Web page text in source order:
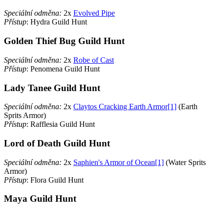
Speciální odměna: 2x Evolved Pipe
Přístup: Hydra Guild Hunt
Golden Thief Bug Guild Hunt
Speciální odměna: 2x Robe of Cast
Přístup: Penomena Guild Hunt
Lady Tanee Guild Hunt
Speciální odměna: 2x Claytos Cracking Earth Armor[1] (Earth
Sprits Armor)
Přístup: Rafflesia Guild Hunt
Lord of Death Guild Hunt
Speciální odměna: 2x Saphien's Armor of Ocean[1] (Water Sprits
Armor)
Přístup: Flora Guild Hunt
Maya Guild Hunt